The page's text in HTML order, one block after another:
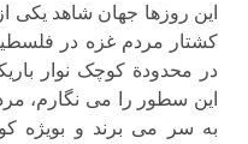
این روزها جهان شاهد
کشتار مردم غزه در
در محدودة کوچک نوار
این سطور را می نگارم،
به سر می برند و بویژه